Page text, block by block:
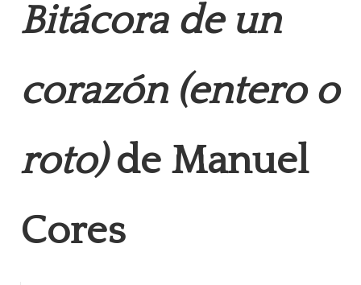
Bitácora de un
corazón (entero o
roto)de Manuel
Cores